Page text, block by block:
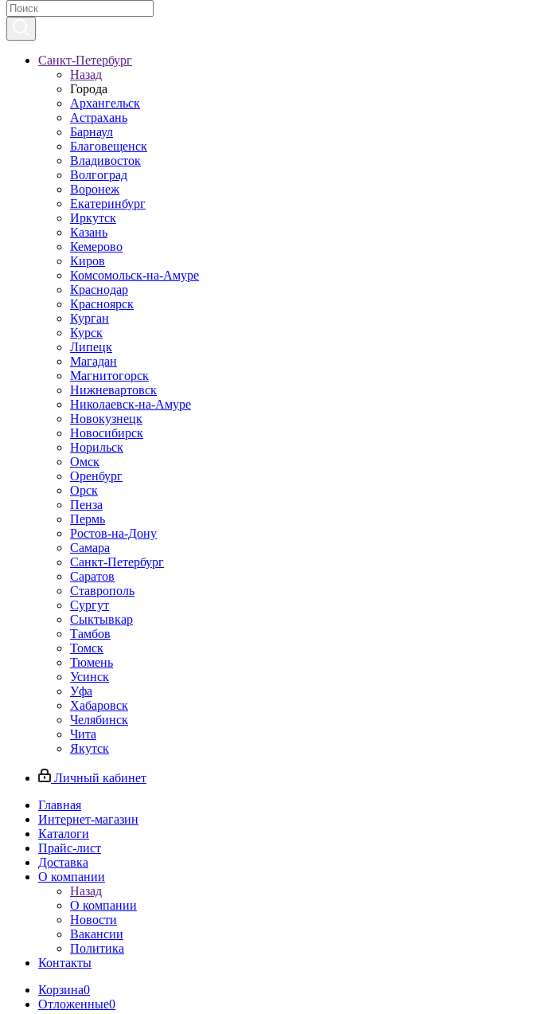
Санкт-Петербург
Назад
Города
Архангельск
Астрахань
Барнаул
Благовещенск
Владивосток
Волгоград
Воронеж
Екатеринбург
Иркутск
Казань
Кемерово
Киров
Комсомольск-на-Амуре
Краснодар
Красноярск
Курган
Курск
Липецк
Магадан
Магнитогорск
Нижневартовск
Николаевск-на-Амуре
Новокузнецк
Новосибирск
Норильск
Омск
Оренбург
Орск
Пенза
Пермь
Ростов-на-Дону
Самара
Санкт-Петербург
Саратов
Ставрополь
Сургут
Сыктывкар
Тамбов
Томск
Тюмень
Усинск
Уфа
Хабаровск
Челябинск
Чита
Якутск
Личный кабинет
Главная
Интернет-магазин
Каталоги
Прайс-лист
Доставка
О компании
Назад
О компании
Новости
Вакансии
Политика
Контакты
Корзина0
Отложенные0